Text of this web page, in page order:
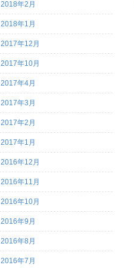
2018年2月
2018年1月
2017年12月
2017年10月
2017年4月
2017年3月
2017年2月
2017年1月
2016年12月
2016年11月
2016年10月
2016年9月
2016年8月
2016年7月